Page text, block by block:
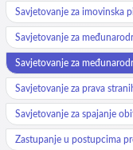
Savjetovanje za imovinska
Savjetovanje za
Savjetovanje za
Savjetovanje za prava
Savjetovanje za spajanje
Zastupanje u postupcima